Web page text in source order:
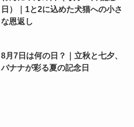
日）｜1と2に込めた犬猫への小さ
な恩返し
8月7日は何の日？｜立秋と七夕、
バナナが彩る夏の記念日